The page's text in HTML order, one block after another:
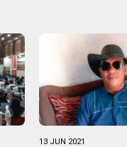
13 JUN 2021